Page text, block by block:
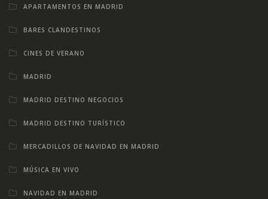
APARTAMENTOS EN MADRID
BARES CLANDESTINOS
CINES DE VERANO
MADRID
MADRID DESTINO NEGOCIOS
MADRID DESTINO TURÍSTICO
MERCADILLOS DE NAVIDAD EN MADRID
MÚSICA EN VIVO
NAVIDAD EN MADRID